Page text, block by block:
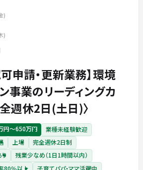
)
)
申請・更新業務】環境
事業のリーディングカ
週休2日(土日)〉
円〜650万円
業種未経験歓迎
上場
完全週休2日制
残業少なめ（1日1時間以内）
80％以上
子育てパパ・ママ活躍中